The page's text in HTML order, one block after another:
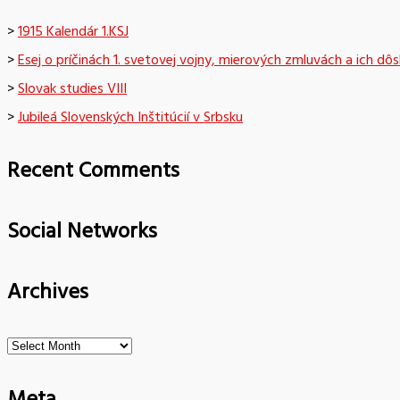
>1915 Kalendár 1.KSJ
>Esej o príčinách 1. svetovej vojny, mierových zmluvách a ich
>Slovak studies VIII
>Jubileá Slovenských Inštitúcií v Srbsku
Recent Comments
Social Networks
Archives
Archives